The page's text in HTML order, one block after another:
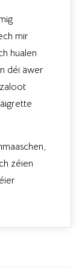
mir
hualen
déi äwer
zéien